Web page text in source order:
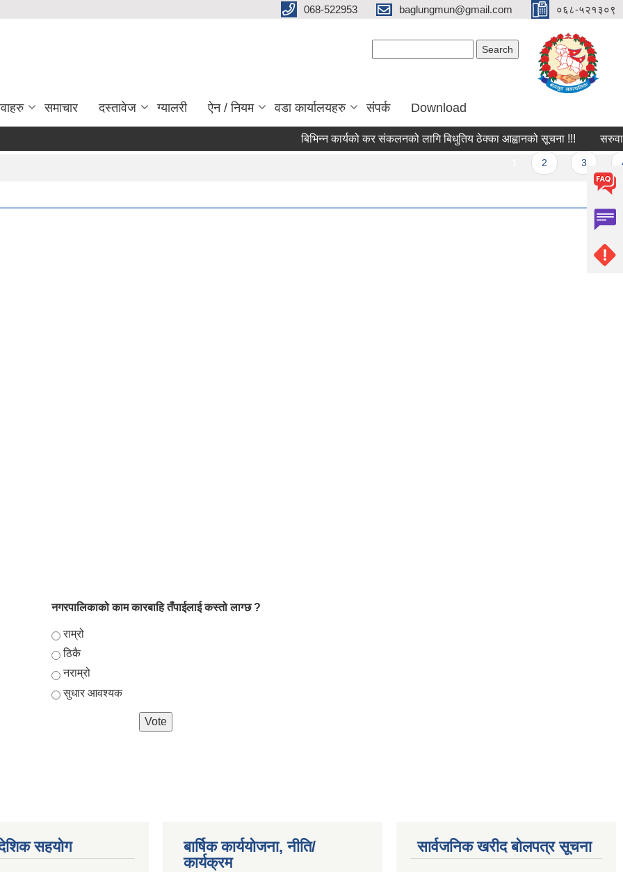
068-522953 baglungmun@gmail.com ०६८-५२१३०९
समाचार दस्तावेज ग्यालरी ऐन / नियम वडा कार्यालयहरु संपर्क Download
बिभिन्न कार्यको कर संकलनको लागि बिधुतिय ठेक्का आह्वानको सूचना !!! सरुवा
नगरपालिकाको काम कारबाहि तँपाईलाई कस्तो लाग्छ ?
Choices
राम्रो
ठिकै
नराम्रो
सुधार आवश्यक
सहयोग
बार्षिक कार्ययोजना, नीति/
कार्यक्रम
सार्वजनिक खरीद बोलपत्र सूचना